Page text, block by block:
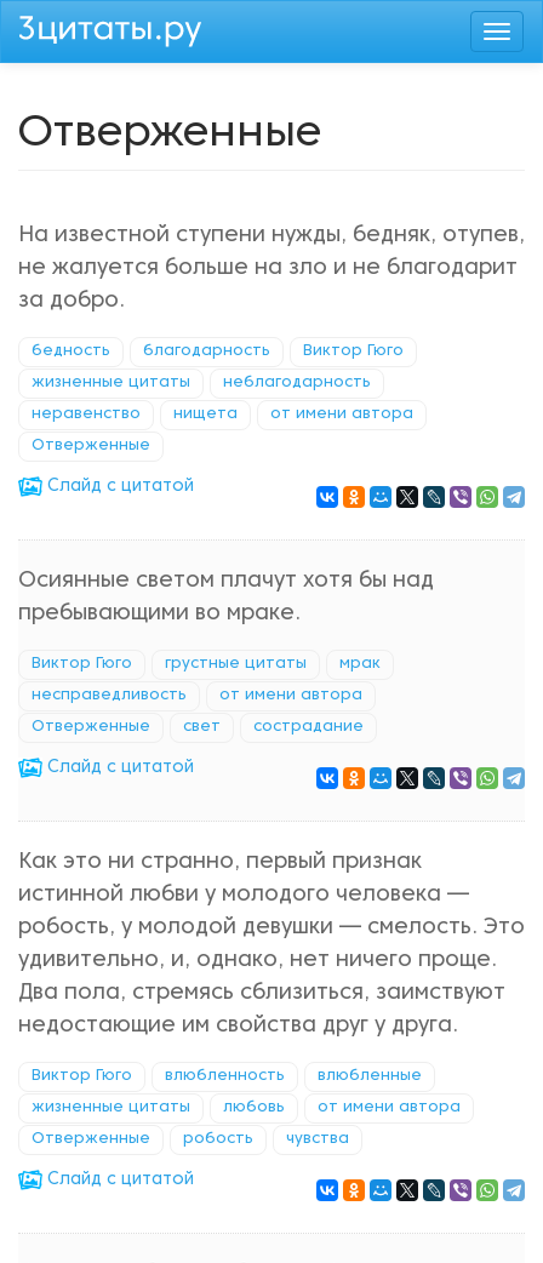
Перейти
Отверженные
На известной ступени нужды, бедняк, отупев,
не жалуется больше на зло и не благодарит
за добро.
бедность благодарность Виктор Гюго
жизненные цитаты неблагодарность
неравенство нищета от имени автора
Отверженные
Cлайд с цитатой
Осиянные светом плачут хотя бы над
пребывающими во мраке.
Виктор Гюго грустные цитаты мрак
несправедливость от имени автора
Отверженные свет сострадание
Cлайд с цитатой
Как это ни странно, первый признак
истинной любви у молодого человека —
робость, у молодой девушки — смелость. Это
удивительно, и, однако, нет ничего проще.
Два пола, стремясь сблизиться, заимствуют
недостающие им свойства друг у друга.
Виктор Гюго влюбленность влюбленные
жизненные цитаты любовь от имени автора
Отверженные робость чувства
Cлайд с цитатой